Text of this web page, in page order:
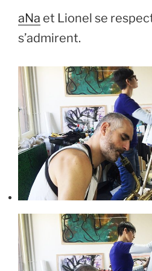
aNa et Lionel se
s’admirent.